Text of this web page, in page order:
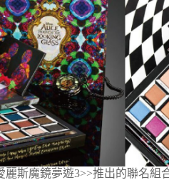
麗斯魔鏡夢遊3>>推出的聯名組